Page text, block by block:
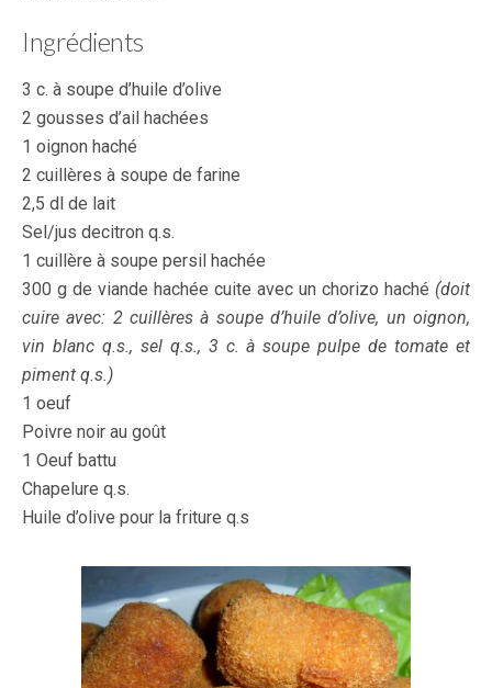
Ingrédients
3 c. à soupe d’huile d’olive
2 gousses d’ail hachées
1 oignon haché
2 cuillères à soupe de farine
2,5 dl de lait
Sel/jus decitron q.s.
1 cuillère à soupe persil hachée
300 g de viande hachée cuite avec un chorizo haché (doit
cuire avec: 2 cuillères à soupe d’huile d’olive, un oignon,
vin blanc q.s., sel q.s., 3 c. à soupe pulpe de tomate et
piment q.s.)
1 oeuf
Poivre noir au goût
1 Oeuf battu
Chapelure q.s.
Huile d’olive pour la friture q.s